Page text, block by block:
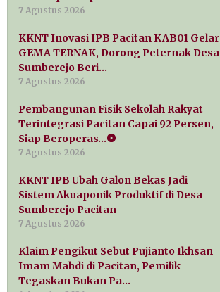
7 Agustus 2026
KKNT Inovasi IPB Pacitan KAB01 Gelar
GEMA TERNAK, Dorong Peternak Desa
Sumberejo Beri…
7 Agustus 2026
Pembangunan Fisik Sekolah Rakyat
Terintegrasi Pacitan Capai 92 Persen,
Siap Beroperas…
7 Agustus 2026
KKNT IPB Ubah Galon Bekas Jadi
Sistem Akuaponik Produktif di Desa
Sumberejo Pacitan
7 Agustus 2026
Klaim Pengikut Sebut Pujianto Ikhsan
Imam Mahdi di Pacitan, Pemilik
Tegaskan Bukan Pa…